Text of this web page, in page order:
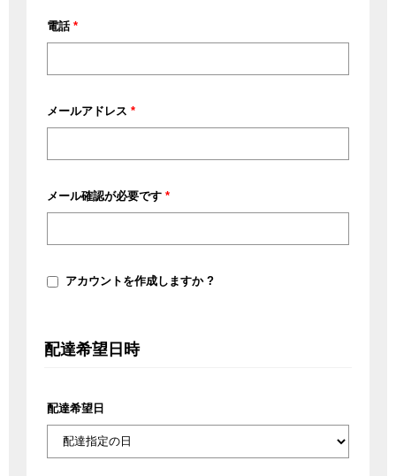
名、
部
号
ど (オ
シ
電話 *
メールアドレス *
メール確認が必要です *
アカウントを作成しますか ?
配達希望日時
配達希望日